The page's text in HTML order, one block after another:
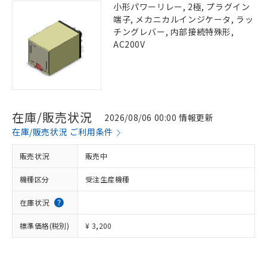
小形パワーリレー, 2極, プラグイン
端子, メカニカルインジケータ, ラッ
チングレバー, 内部接続特殊形,
AC200V
在庫/販売状況
2026/08/06 00:00 情報更新
在庫/販売状況 ご利用条件
販売状況 販売中
機種区分 受注生産機種
在庫状況
標準価格(税別) ¥ 3,200